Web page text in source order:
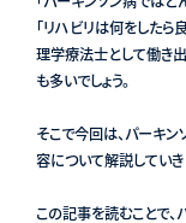
「リハビリは何をしたら
理学療法士として働き
も多いでしょう。
そこで今回は、パーキ
容について解説していき
この記事を読むことで